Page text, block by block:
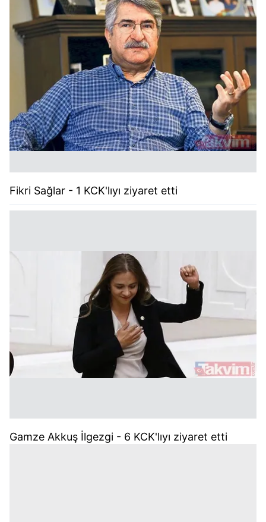
Fikri Sağlar - 1 KCK'lıyı ziyaret etti
Gamze Akkuş İlgezgi - 6 KCK'lıyı ziyaret etti